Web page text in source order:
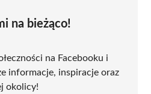
na bieżąco!
na Facebooku i
informacje, inspiracje oraz
okolicy!